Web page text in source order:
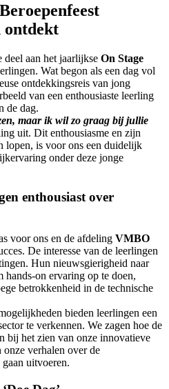
ontdekt
aan het jaarlijkse On Stage
Wat begon als een dag vol
ontdekkingsreis van jong
van een enthousiaste leerling
de dag.
maar ik wil zo graag bij jullie
uit. Dit enthousiasme en zijn
lopen, is voor ons een duidelijk
onder deze jonge
enthousiast over
voor ons en de afdeling VMBO
De interesse van de leerlingen
Hun nieuwsgierigheid naar
hands-on ervaring op te doen,
betrokkenheid in de technische
bieden leerlingen een
te verkennen. We zagen hoe de
bij het zien van onze innovatieve
onze verhalen over de
uitvoeren.